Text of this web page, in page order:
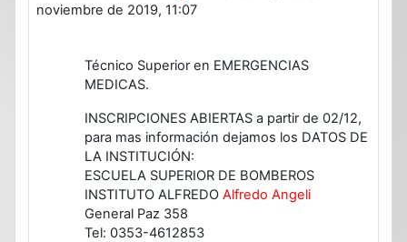
noviembre de 2019, 11:07
Técnico Superior en EMERGENCIAS
MEDICAS.
INSCRIPCIONES ABIERTAS a partir de 02/12,
para mas información dejamos los DATOS DE
LA INSTITUCIÓN:
ESCUELA SUPERIOR DE BOMBEROS
INSTITUTO ALFREDO Alfredo Angeli
General Paz 358
Tel: 0353-4612853